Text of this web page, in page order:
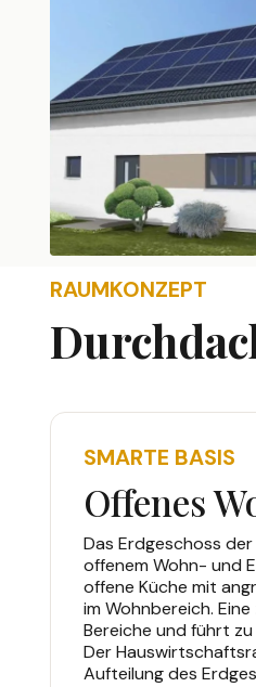
RAUMKONZEPT
SMARTE BASIS
Offenes
Das Erdgeschoss
offenem Wohn- und
offene Küche mit
im Wohnbereich.
Bereiche und führt
Der
Aufteilung des